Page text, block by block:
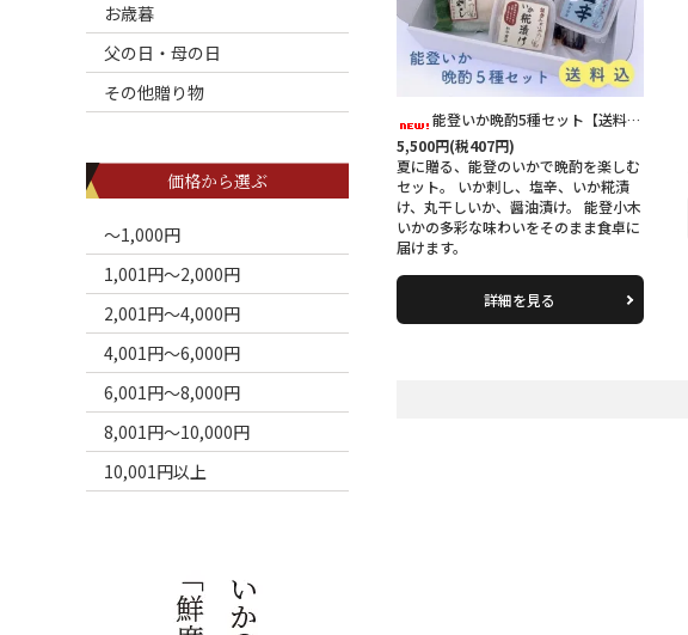
能登いか晩酌5種セット【送料込】
5,500円(税407円)
夏に贈る、能登のいかで晩酌を楽しむ
セット。 いか刺し、塩辛、いか糀漬
け、丸干しいか、醤油漬け。 能登小木
いかの多彩な味わいをそのまま食卓に
届けます。
詳細を見る
お歳暮
父の日・母の日
その他贈り物
価格から選ぶ
～1,000円
1,001円～2,000円
2,001円～4,000円
4,001円～6,000円
6,001円～8,000円
8,001円～10,000円
10,001円以上